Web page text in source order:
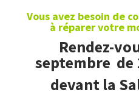
Vous avez besoin de
à réparer votre
Rendez-
septembre de
devant la